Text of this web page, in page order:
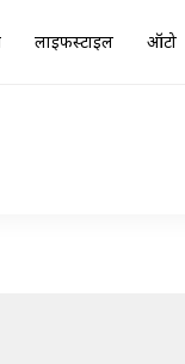
लाइफस्टाइल ऑटो